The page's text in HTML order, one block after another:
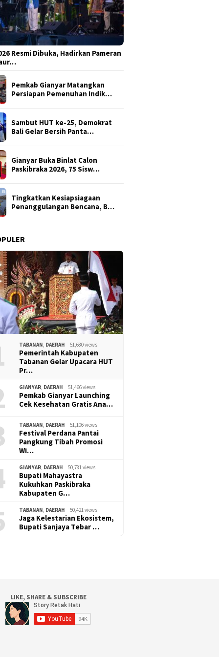
Resmi Dibuka, Hadirkan Pameran
Pemkab Gianyar Matangkan
Persiapan Pemenuhan Indik…
Sambut HUT ke-25, Demokrat
Bali Gelar Bersih Panta…
Gianyar Buka Binlat Calon
Paskibraka 2026, 75 Sisw…
Tingkatkan Kesiapsiagaan
Penanggulangan Bencana, B…
TABANAN, DAERAH 51,680 views
Pemerintah Kabupaten
Tabanan Gelar Upacara HUT
Pr…
GIANYAR, DAERAH 51,466 views
Pemkab Gianyar Launching
Cek Kesehatan Gratis Ana…
TABANAN, DAERAH 51,106 views
Festival Perdana Pantai
Pangkung Tibah Promosi
Wi…
GIANYAR, DAERAH 50,781 views
Bupati Mahayastra
Kukuhkan Paskibraka
Kabupaten G…
TABANAN, DAERAH 50,421 views
Jaga Kelestarian Ekosistem,
Bupati Sanjaya Tebar …
LIKE, SHARE & SUBSCRIBE